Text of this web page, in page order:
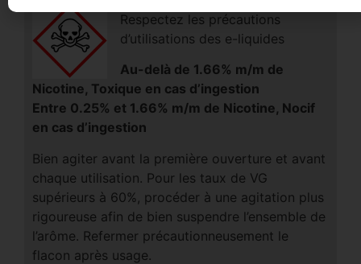
Respectez les précautions
d’utilisations des e-liquides
Au-delà de 1.66% m/m de
Nicotine, Toxique en cas d’ingestion
Entre 0.25% et 1.66% m/m de Nicotine, Nocif
en cas d’ingestion
Bien agiter avant la première ouverture et avant
chaque utilisation. Pour les taux de VG
supérieurs à 60%, procéder à une agitation plus
rigoureuse afin de bien suspendre l’ensemble de
l’arôme. Refermer précautionneusement le
flacon après usage.